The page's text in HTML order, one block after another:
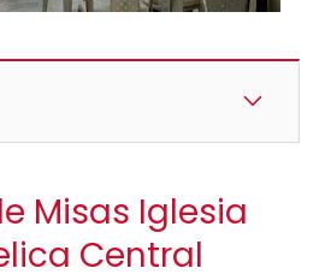
Misas Iglesia
Central